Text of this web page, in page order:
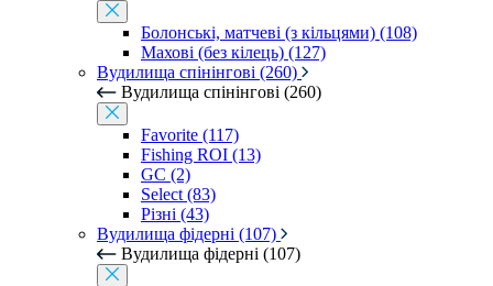
Болонські, матчеві (з кільцями) (108)
Махові (без кілець) (127)
Вудилища спінінгові (260)
Вудилища спінінгові (260)
Favorite (117)
Fishing ROI (13)
GC (2)
Select (83)
Різні (43)
Вудилища фідерні (107)
Вудилища фідерні (107)